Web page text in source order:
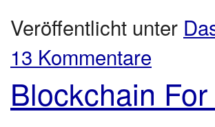
Veröffentlicht unter
13 Kommentare
Blockchain